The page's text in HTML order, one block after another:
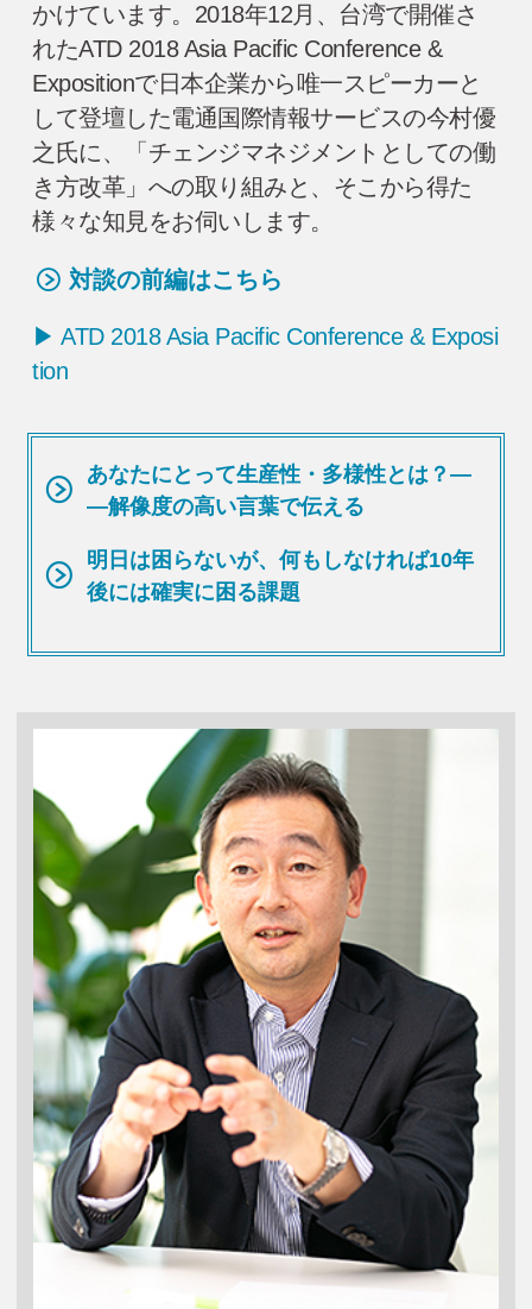
かけています。2018年12月、台湾で開催さ
れたATD 2018 Asia Pacific Conference &
Expositionで日本企業から唯一スピーカーと
して登壇した電通国際情報サービスの今村優
之氏に、「チェンジマネジメントとしての働
き方改革」への取り組みと、そこから得た
様々な知見をお伺いします。
対談の前編はこちら
▶ ATD 2018 Asia Pacific Conference & Exposi
tion
あなたにとって生産性・多様性とは？―
―解像度の高い言葉で伝える
明日は困らないが、何もしなければ10年
後には確実に困る課題